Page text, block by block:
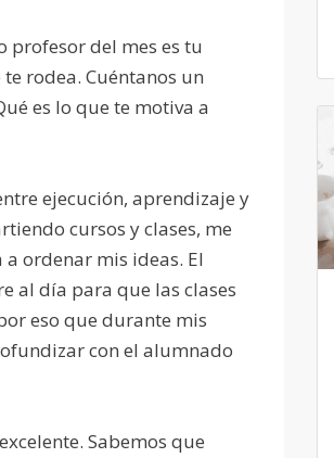
profesor del mes es tu
rodea. Cuéntanos un
es lo que te motiva a
ejecución, aprendizaje y
cursos y clases, me
ordenar mis ideas. El
al día para que las clases
eso que durante mis
con el alumnado
Sabemos que